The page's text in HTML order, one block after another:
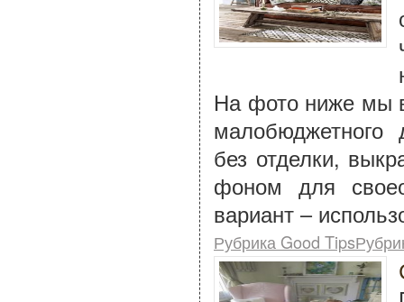
На фото ниже мы
малобюджетного
без отделки,
фоном для
вариант –
Рубрика Good